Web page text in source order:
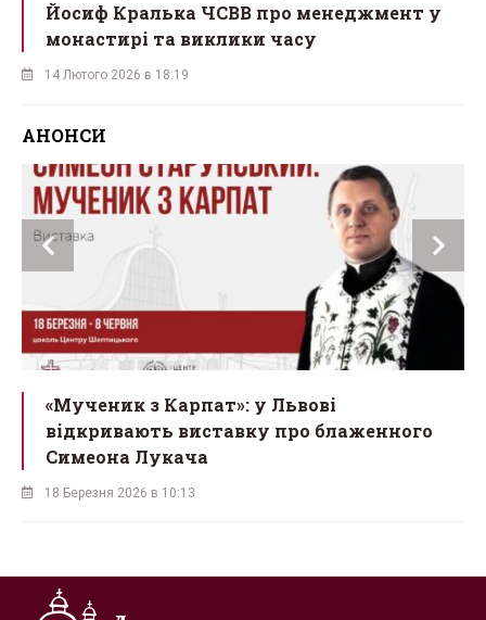
Йосиф Кралька ЧСВВ про менеджмент у
монастирі та виклики часу
14 Лютого 2026 в 18:19
АНОНСИ
«Мученик з Карпат»: у Львові
відкривають виставку про блаженного
Симеона Лукача
18 Березня 2026 в 10:13